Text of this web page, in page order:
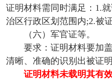
证明材料需同时满足：1.
治区行政区划范围内;2.被
（六）军官证等。
要求：证明材料要加
清晰、准确的识别出被证明
证明材料未载明其有